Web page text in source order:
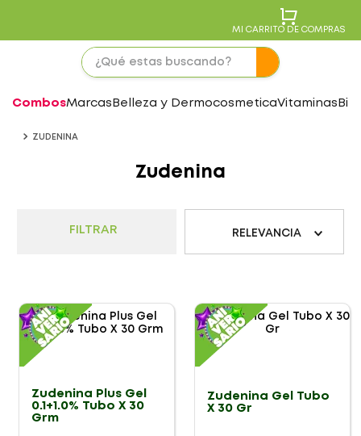
MI CARRITO DE COMPRAS
CombosMarcas Belleza y DermocosmeticaVitaminas
ZUDENINA
Zudenina
FILTRAR RELEVANCIA
Zudenina Plus Gel
0.1+1.0% Tubo X 30
Grm
Zudenina Gel Tubo
X 30 Gr